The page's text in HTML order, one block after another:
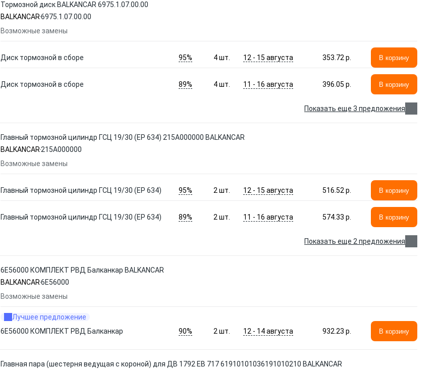
Тормозной диск BALKANCAR 6975.1.07.00.00
BALKANCAR6975.1.07.00.00
Возможные замены
Диск тормозной в сборе 95% 4шт. 12 - 15 августа 353.72 p. В корзину
Диск тормозной в сборе 89% 4шт. 11 - 16 августа 396.05 p. В корзину
Показать еще 3 предложения
Главный тормозной цилиндр ГСЦ 19/30 (ЕР 634) 215А000000 BALKANCAR
BALKANCAR 215А000000
Возможные замены
Главный тормозной цилиндр ГСЦ 19/30 (ЕР 634) 95% 2 шт. 12 - 15 августа 516.52 p. В корзину
Главный тормозной цилиндр ГСЦ 19/30 (ЕР 634) 89% 2 шт. 11 - 16 августа 574.33 p. В корзину
Показать еще 2 предложения
6E56000 КОМПЛЕКТ РВД Балканкар BALKANCAR
BALKANCAR6E56000
Возможные замены
Лучшее предложение
6E56000 КОМПЛЕКТ РВД Балканкар
90% 2 шт. 12 - 14 августа 932.23 p. В корзину
Главная пара (шестерня ведущая с короной) для ДВ 1792 ЕВ 717 61910101036191010210 BALKANCAR